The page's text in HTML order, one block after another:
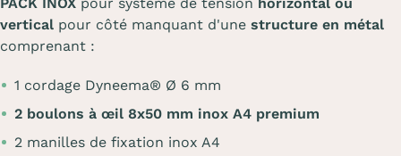
vertical pour côté manquant d'une structure en métal
comprenant :
1 cordage Dyneema® Ø 6 mm
2 boulons à œil 8x50 mm inox A4 premium
2 manilles de fixation inox A4